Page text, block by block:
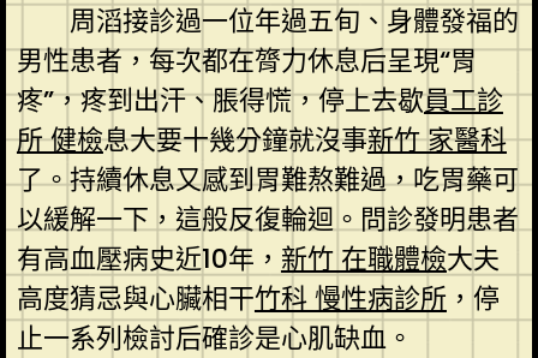
周滔接診過一位年過五旬、身體發福的
男性患者，每次都在膂力休息后呈現“胃
疼”，疼到出汗、脹得慌，停上去歇員工診
所 健檢息大要十幾分鐘就沒事新竹 家醫科
了。持續休息又感到胃難熬難過，吃胃藥可
以緩解一下，這般反復輪迴。問診發明患者
有高血壓病史近10年， 新竹 在職體檢大夫
高度猜忌與心臟相干竹科 慢性病診所 ，停
止一系列檢討后確診是心肌缺血。